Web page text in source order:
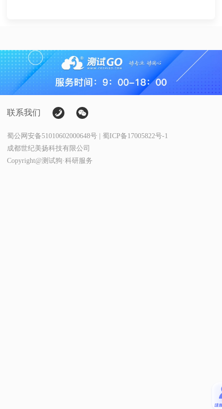
联系我们
蜀公网安备51010602000648号 | 蜀ICP备17005822号-1
成都世纪美扬科技有限公司
Copyright@测试狗·科研服务